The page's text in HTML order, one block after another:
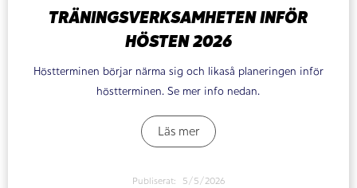
TRÄNINGSVERKSAMHETEN INFÖR
HÖSTEN 2026
Höstterminen börjar närma sig och likaså planeringen inför
höstterminen. Se mer info nedan.
Läs mer
Publiserat: 5/5/2026